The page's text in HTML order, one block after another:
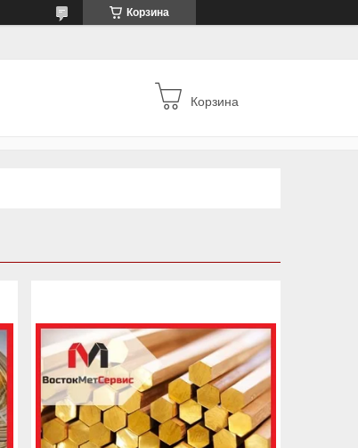
Корзина
Корзина